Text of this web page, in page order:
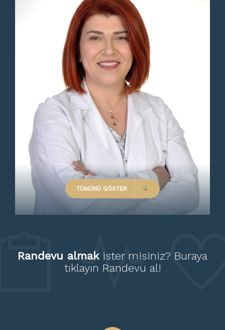
Vaginal Enfeksiyonların Tedavisi
Vajina Estetiği
Vajinal Dudak Küçültme
Vajinoplasti (Vajina Daraltma)
Vakum Kürtaj
Östrojen Replasman Tedavisi
İdrar Kaçırma
Üçlü Tarama Testi
İlk Gece Korkusu Tedavisi
TÜMÜNÜ GÖSTER
Randevu almakister misiniz? Buraya
tıklayın Randevu al!